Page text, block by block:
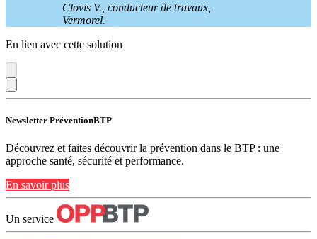
Clovis V., conducteur de travaux,
Vermorel.
En lien avec cette solution
Newsletter PréventionBTP
Découvrez et faites découvrir la prévention dans le BTP : une
approche santé, sécurité et performance.
En savoir plus
Un service